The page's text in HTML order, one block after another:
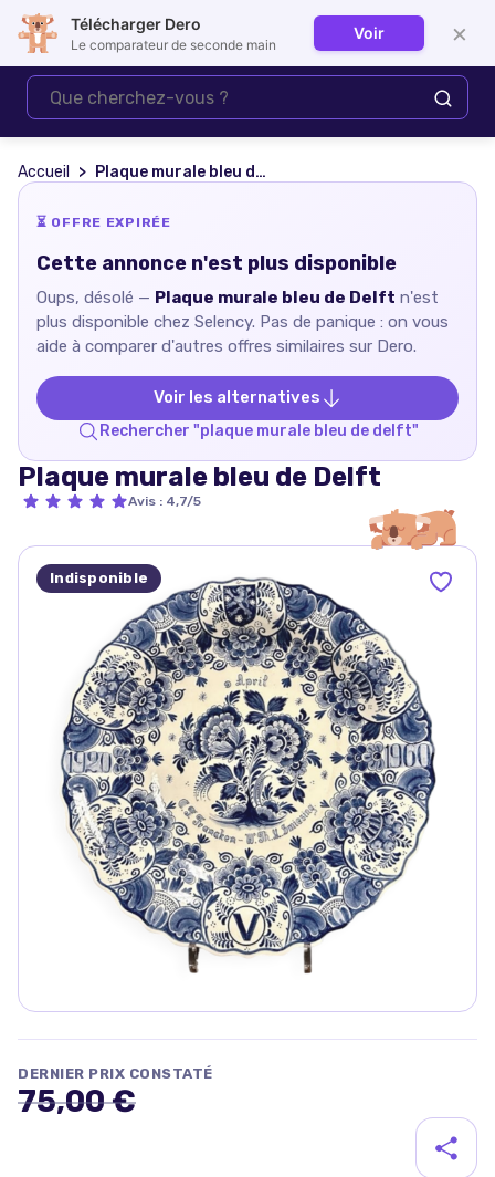
Se connecter
Accueil Plaque murale bleu de Delft
⏳ OFFRE EXPIRÉE
Cette annonce n'est plus disponible
Oups, désolé — Plaque murale bleu de Delft n'est
plus disponible chez Selency. Pas de panique : on vous
aide à comparer d'autres offres similaires sur Dero.
Voir les alternatives
Rechercher "plaque murale bleu de delft"
Plaque murale bleu de Delft
Avis : 4,7/5
Indisponible
DERNIER PRIX CONSTATÉ
75,00 €
Télécharger Dero
Le comparateur de seconde main
Voir ×